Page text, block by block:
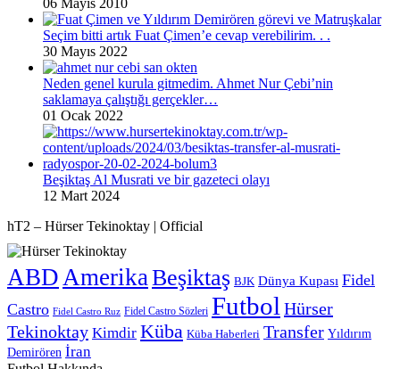
Seçim bitti artık Fuat Çimen’e cevap verebilirim. . .
30 Mayıs 2022
Neden genel kurula gitmedim. Ahmet Nur Çebi’nin
saklamaya çalıştığı gerçekler…
01 Ocak 2022
Beşiktaş Al Musrati ve bir gazeteci olayı
12 Mart 2024
hT2 – Hürser Tekinoktay | Official
ABD Amerika Beşiktaş BJK Dünya Kupası Fidel
Castro Fidel Castro Ruz Fidel Castro Sözleri Futbol Hürser
Tekinoktay Kimdir Küba Küba Haberleri Transfer Yıldırım
Demirören İran